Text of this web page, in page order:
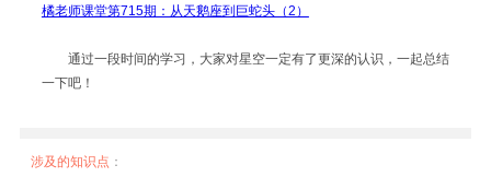
橘老师课堂第715期：从天鹅座到巨蛇头（2）
通过一段时间的学习，大家对星空一定有了更深的认识，一起总结
一下吧！
涉及的知识点 ：